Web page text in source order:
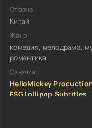
Страна:
Китай
Жанр:
комедия, мелодрама,
романтика
Озвучка:
HelloMickey
FSG Lollipop.Subtitles